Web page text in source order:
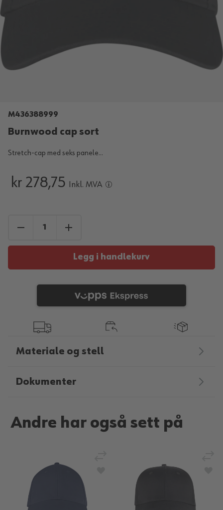
M436388999
Burnwood cap sort
Stretch-cap med seks panele...
kr 278,75 Inkl. MVA
Legg i handlekurv
Materiale og stell
Dokumenter
Andre har også sett på
Legg til i ønskeliste